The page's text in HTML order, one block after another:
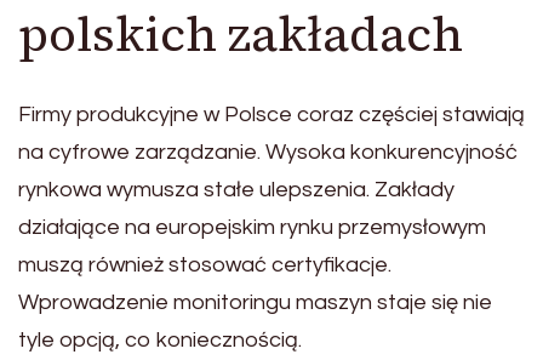
polskich zakładach
Firmy produkcyjne w Polsce coraz częściej stawiają
na cyfrowe zarządzanie. Wysoka konkurencyjność
rynkowa wymusza stałe ulepszenia. Zakłady
działające na europejskim rynku przemysłowym
muszą również stosować certyfikacje.
Wprowadzenie monitoringu maszyn staje się nie
tyle opcją, co koniecznością.